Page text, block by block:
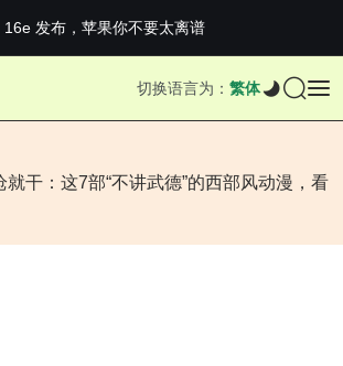
男单收官：全满贯对上全满亚，德约...
卫 Highguard》正式上线，官...
16e 发布，苹果你不要太离谱
发布，苹果你不要太离谱
切换语言为： 繁体
干：这7部“不讲武德”的西部风动漫，看